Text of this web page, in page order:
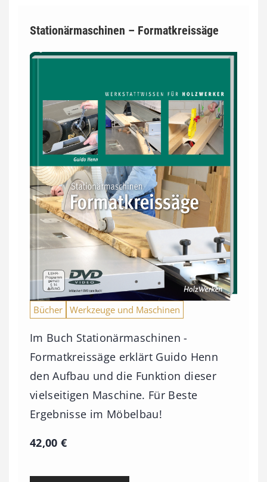
Stationärmaschinen – Formatkreissäge
Bücher Werkzeuge und Maschinen
Im Buch Stationärmaschinen -
Formatkreissäge erklärt Guido Henn
den Aufbau und die Funktion dieser
vielseitigen Maschine. Für Beste
Ergebnisse im Möbelbau!
42,00€